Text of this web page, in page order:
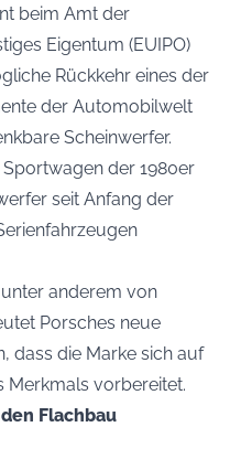
beim Amt der
Eigentum (EUIPO)
Rückkehr eines der
der Automobilwelt
Scheinwerfer.
der 1980er
seit Anfang der
anderem von
Porsches neue
dass die Marke sich auf
Merkmals vorbereitet.
Flachbau